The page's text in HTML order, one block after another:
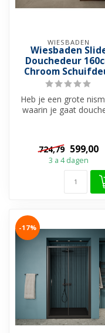
WIESBADEN
Wiesbaden
Douchedeur
Chroom
Heb je een grote
waarin je gaat
724,79 599,00
3 a 4 dagen
-17%